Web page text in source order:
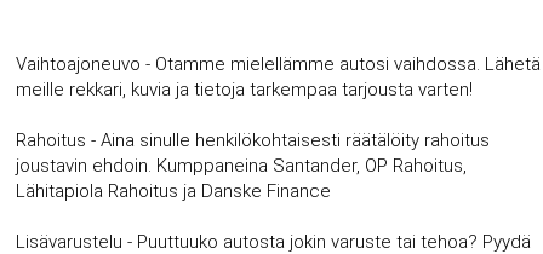
Vaihtoajoneuvo - Otamme mielellämme autosi vaihdossa. Lähetä
meille rekkari, kuvia ja tietoja tarkempaa tarjousta varten!
Rahoitus - Aina sinulle henkilökohtaisesti räätälöity rahoitus
joustavin ehdoin. Kumppaneina Santander, OP Rahoitus,
Lähitapiola Rahoitus ja Danske Finance
Lisävarustelu - Puuttuuko autosta jokin varuste tai tehoa? Pyydä